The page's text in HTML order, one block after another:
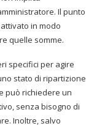
Il punto
in modo
quelle somme.
specifici per agire
stato di ripartizione
può richiedere un
senza bisogno di
Inoltre, salvo